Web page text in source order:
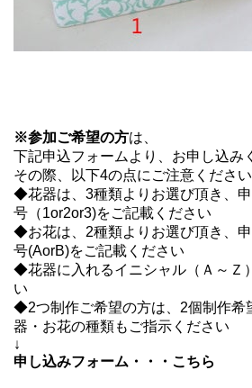
※参加ご希望の方は、
下記申込フォームより、お申し込み
その際、以下4の点にご注意ください
◆花器は、3種類よりお選び頂き、
号（1or2or3)をご記載ください
◆お花は、2種類よりお選び頂き、
号(AorB)をご記載ください
◆花器に入れるイニシャル（Ａ～Ｚ
い
◆2つ制作ご希望の方は、2個制作希
器・お花の種類もご指示ください
↓
申し込みフォーム・・・こちら